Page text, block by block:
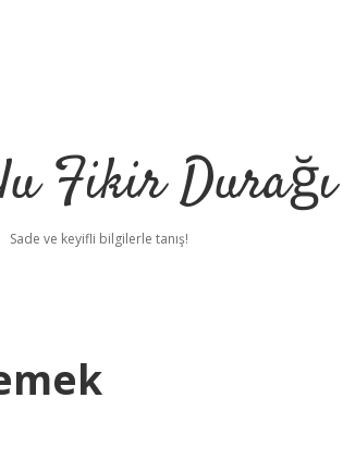
Fikir Durağı
Sade ve keyifli bilgilerle tanış!